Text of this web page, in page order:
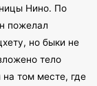
Нино. По
пожелал
но быки не
тело
на том месте, где